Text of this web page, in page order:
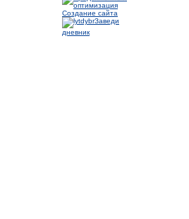
Создание сайта
Заведи
дневник